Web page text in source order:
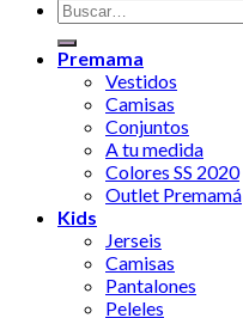
Premama
Vestidos
Camisas
Conjuntos
A tu medida
Colores SS 2020
Outlet Premamá
Kids
Jerseis
Camisas
Pantalones
Peleles